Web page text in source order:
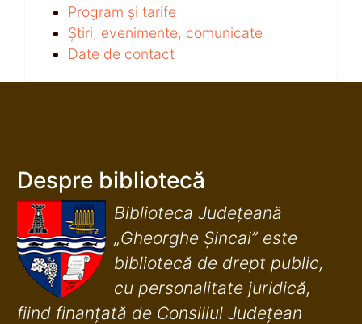
Program și tarife
Știri, evenimente, comunicate
Date de contact
Despre bibliotecă
Biblioteca Județeană
„Gheorghe Șincai” este
bibliotecă de drept public,
cu personalitate juridică,
fiind finanţată de Consiliul Judeţean